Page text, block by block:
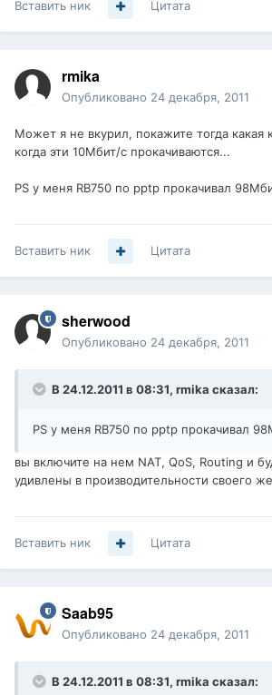
Вставить ник Цитата
rmika
Опубликовано 24 декабря, 2011
Может я не вкурил, покажите тогда какая
когда эти 10Мбит/с прокачиваются...
PS у меня RB750 по pptp прокачивал
Вставить ник Цитата
sherwood
Опубликовано 24 декабря, 2011
В 24.12.2011 в 08:31, rmika сказал:
PS у меня RB750 по pptp прокачивал
вы включите на нем NAT, QoS, Routing и
удивлены в производительности своего
Вставить ник Цитата
Saab95
Опубликовано 24 декабря, 2011
В 24.12.2011 в 08:31, rmika сказал: